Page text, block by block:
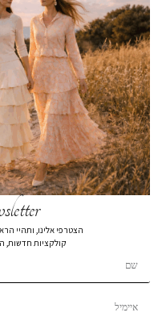
ג’קט רוכסן מחויט נייבי
₪359
₪99
צבע
מידה
הרכב בד:
הצטרפי אלינו, ותהיי
קולקציות חדשות,